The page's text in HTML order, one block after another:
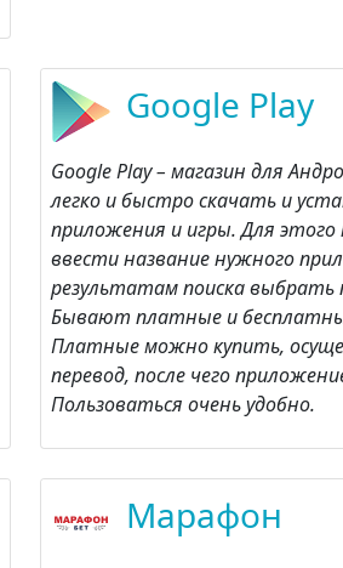
Google Play
Google Play – магазин для
легко и быстро скачать и
приложения и игры. Для этого
ввести название нужного
результатам поиска
Бывают платные и
Платные можно купить,
перевод, после чего
Пользоваться очень удобно.
Марафон